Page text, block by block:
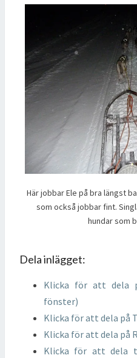
Här jobbar Ele på bra längst
som också jobbar fint.
hundar som
Dela inlägget:
Klicka för att dela
fönster)
Klicka för att dela på
Klicka för att dela på
Klicka för att dela